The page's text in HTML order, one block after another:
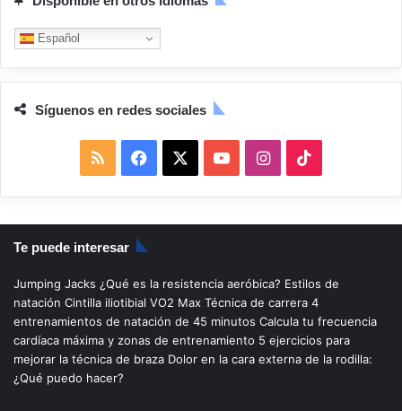
Español
Síguenos en redes sociales
S
S
a
c
b
o
o
u
u
b
I
n
s
a
g
i
k
o
k
Te puede interesar
Jumping Jacks ¿Qué es la resistencia aeróbica? Estilos de
natación Cintilla iliotibial VO2 Max Técnica de carrera 4
entrenamientos de natación de 45 minutos Calcula tu frecuencia
cardíaca máxima y zonas de entrenamiento 5 ejercicios para
mejorar la técnica de braza Dolor en la cara externa de la rodilla:
¿Qué puedo hacer?